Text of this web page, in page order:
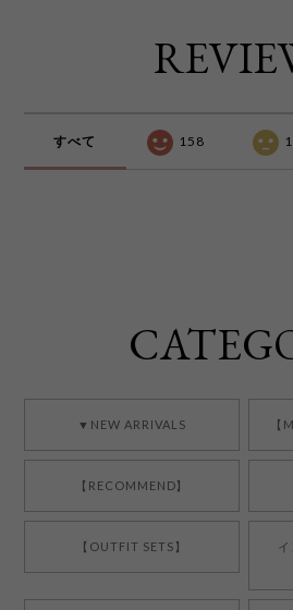
すべて 158
▼NEW ARRIVALS 【
【RECOMMEND】
【OUTFIT SETS】